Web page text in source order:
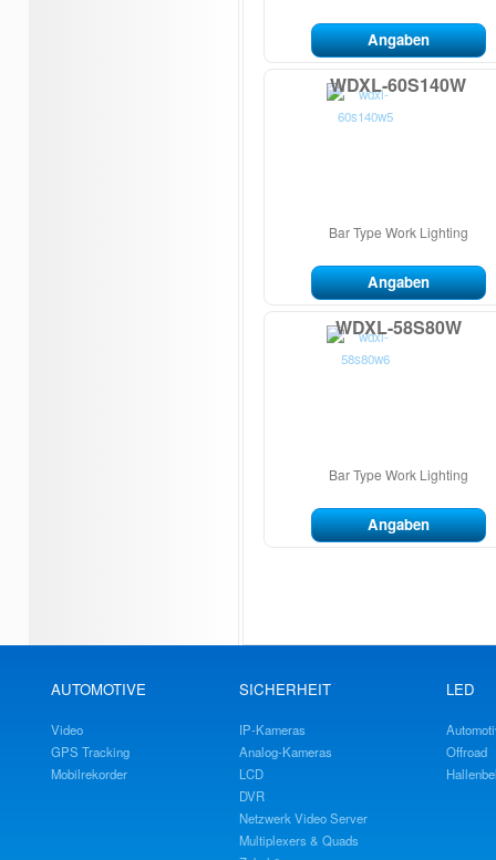
Angaben
WDXL-60S140W
Bar Type Work Lighting
Angaben
WDXL-58S80W
Bar Type Work Lighting
Angaben
AUTOMOTIVE
Video
GPS Tracking
Mobilrekorder
SICHERHEIT
IP-Kameras
Analog-Kameras
LCD
DVR
Netzwerk Video Server
Multiplexers & Quads
LED
Offroad